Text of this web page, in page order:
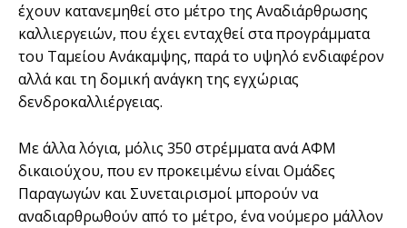
έχουν κατανεµηθεί στο µέτρο της Αναδιάρθρωσης
καλλιεργειών, που έχει ενταχθεί στα προγράµµατα
του Ταµείου Ανάκαµψης, παρά το υψηλό ενδιαφέρον
αλλά και τη δοµική ανάγκη της εγχώριας
δενδροκαλλιέργειας.
Με άλλα λόγια, µόλις 350 στρέµµατα ανά ΑΦΜ
δικαιούχου, που εν προκειµένω είναι Οµάδες
Παραγωγών και Συνεταιρισµοί µπορούν να
αναδιαρθρωθούν από το µέτρο, ένα νούµερο µάλλον